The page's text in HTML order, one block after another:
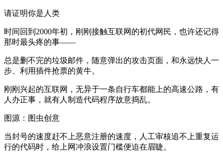
请证明你是人类
时间回到2000年初，刚刚接触互联网的初代网民，也许还记得
那时最头疼的事——
总是删不完的垃圾邮件，随意弹出的攻击页面，和永远快人一
步、利用插件抢票的黄牛。
刚刚兴起的互联网，无异于一条自行车都能上的高速公路，有
人办正事，就有人制造代码程序故意捣乱。
图源：图虫创意
当封号的速度赶不上恶意注册的速度，人工审核追不上重复运
行的代码时，给上网冲浪设置门槛便迫在眉睫。